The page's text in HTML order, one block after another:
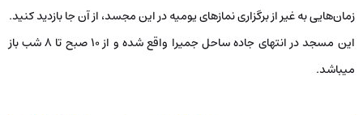
زمان‌هایی به غیر از برگزاری نماز‌های یومیه در این مجسد، از آن جا بازدید کنید.
این مسجد در انتهای جاده ساحل جمیرا واقع شده و از ۱۰ صبح تا ۸ شب باز
میباشد.